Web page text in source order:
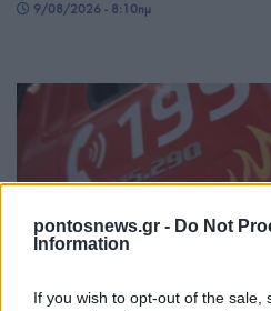
pontosnews.gr - Do Not
Information
If you wish to opt-out of the sale,
9/08/2026 - 8:10πμ
ΕΛΛΑΔΑ